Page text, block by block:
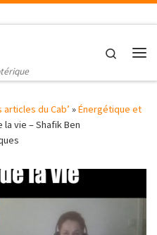
Search
du Cab’ »Énergétique et
vie – Shafik Ben